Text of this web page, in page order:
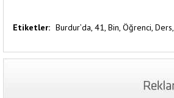
Etiketler: Burdur’da, 41, Bin, Öğrenci, Ders,